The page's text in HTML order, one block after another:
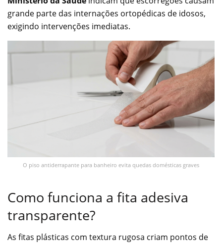
grande parte das internações ortopédicas de idosos,
exigindo intervenções imediatas.
O piso antiderrapante para banheiro evita quedas domésticas graves
Como funciona a fita adesiva
transparente?
As fitas plásticas com textura rugosa criam pontos de